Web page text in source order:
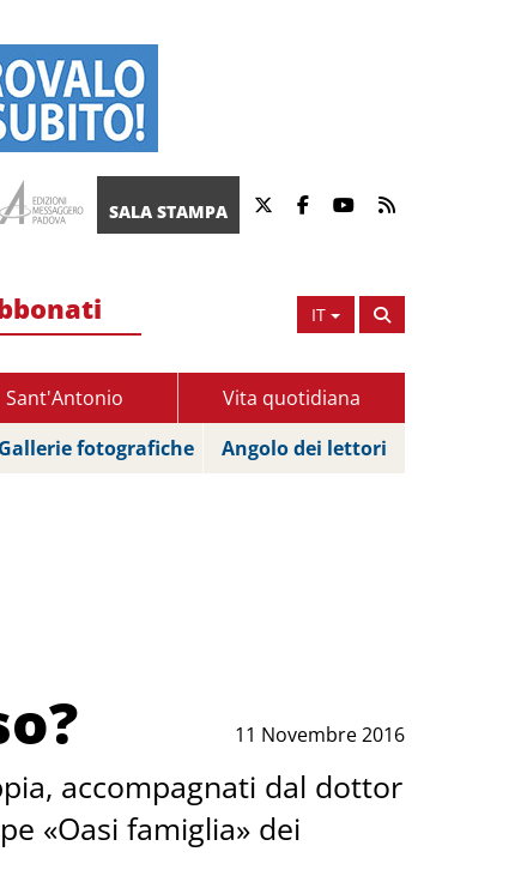
SALA STAMPA
IT
Sant'Antonio
Vita quotidiana
Gallerie fotografiche Angolo dei lettori
11 Novembre 2016
accompagnati dal dottor
«Oasi famiglia» dei